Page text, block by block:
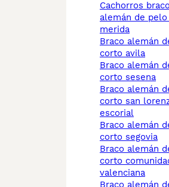
cachorros braco
alemán de
merida
braco alemán de pelo
corto avila
braco alemán de pelo
corto sesena
braco alemán de pelo
corto san
escorial
braco alemán de pelo
corto segovia
braco alemán de pelo
corto
valenciana